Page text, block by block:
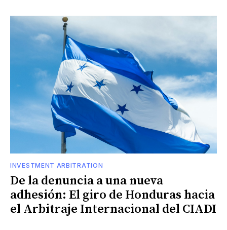
INVESTMENT ARBITRATION
De la denuncia a una nueva
adhesión: El giro de Honduras hacia
el Arbitraje Internacional del CIADI